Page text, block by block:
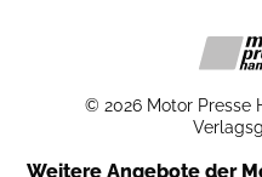
© 2026 Motor Presse
Weitere Angebote der